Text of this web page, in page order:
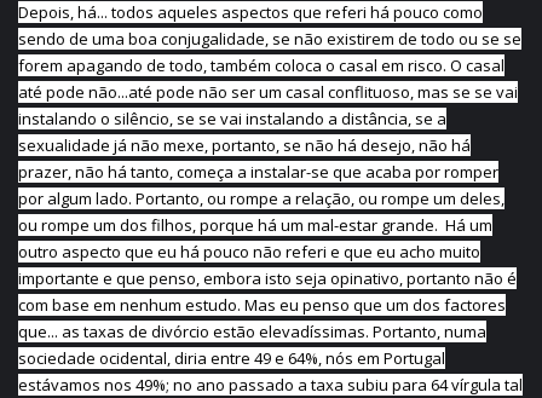
Depois, há... todos aqueles aspectos que referi há pouco como
sendo de uma boa conjugalidade, se não existirem de todo ou se se
forem apagando de todo, também coloca o casal em risco. O casal
até pode não...até pode não ser um casal conflituoso, mas se se vai
instalando o silêncio, se se vai instalando a distância, se a
sexualidade já não mexe, portanto, se não há desejo, não há
prazer, não há tanto, começa a instalar-se que acaba por romper
por algum lado. Portanto, ou rompe a relação, ou rompe um deles,
ou rompe um dos filhos, porque há um mal-estar grande. Há um
outro aspecto que eu há pouco não referi e que eu acho muito
importante e que penso, embora isto seja opinativo, portanto não é
com base em nenhum estudo. Mas eu penso que um dos factores
que... as taxas de divórcio estão elevadíssimas. Portanto, numa
sociedade ocidental, diria entre 49 e 64%, nós em Portugal
estávamos nos 49%; no ano passado a taxa subiu para 64 vírgula tal